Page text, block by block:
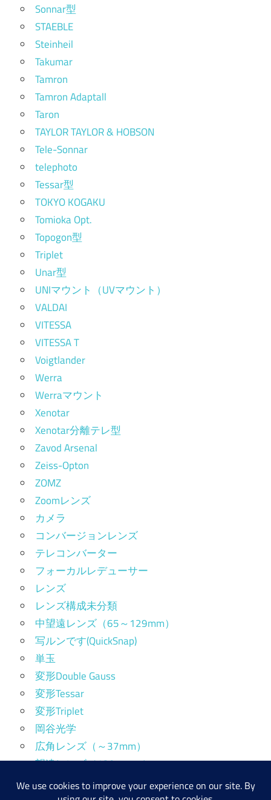
Sonnar型
STAEBLE
Steinheil
Takumar
Tamron
Tamron Adaptall
Taron
TAYLOR TAYLOR & HOBSON
Tele-Sonnar
telephoto
Tessar型
TOKYO KOGAKU
Tomioka Opt.
Topogon型
Triplet
Unar型
UNIマウント（UVマウント）
VALDAI
VITESSA
VITESSA T
Voigtlander
Werra
Werraマウント
Xenotar
Xenotar分離テレ型
Zavod Arsenal
Zeiss-Opton
ZOMZ
Zoomレンズ
カメラ
コンバージョンレンズ
テレコンバーター
フォーカルレデューサー
レンズ
レンズ構成未分類
中望遠レンズ（65～129mm）
写ルンです(QuickSnap)
単玉
変形Double Gauss
変形Tessar
変形Triplet
岡谷光学
広角レンズ（～37mm）
望遠レンズ（130mm～）
標準レンズ（38～64mm）